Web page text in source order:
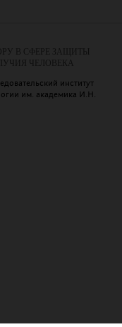
В СФЕРЕ ЗАЩИТЫ
ЧЕЛОВЕКА
институт
им. академика И.Н.